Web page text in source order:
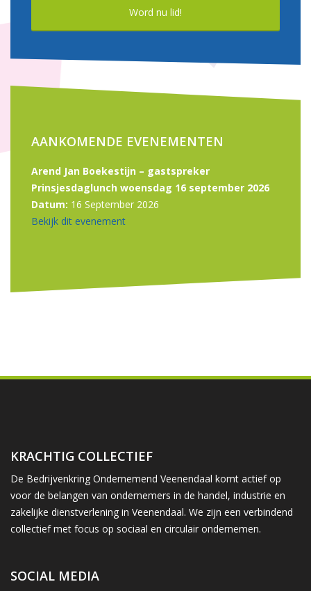
Word nu lid!
AANKOMENDE EVENEMENTEN
Arend Jan Boekestijn – gastspreker
Prinsjesdaglunch woensdag 16 september 2026
Datum: 16 September 2026
Bekijk dit evenement
KRACHTIG COLLECTIEF
De Bedrijvenkring Ondernemend Veenendaal komt actief op
voor de belangen van ondernemers in de handel, industrie en
zakelijke dienstverlening in Veenendaal. We zijn een verbindend
collectief met focus op sociaal en circulair ondernemen.
SOCIAL MEDIA